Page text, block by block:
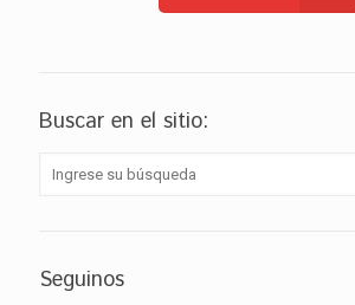
Buscar en el sitio:
Seguinos